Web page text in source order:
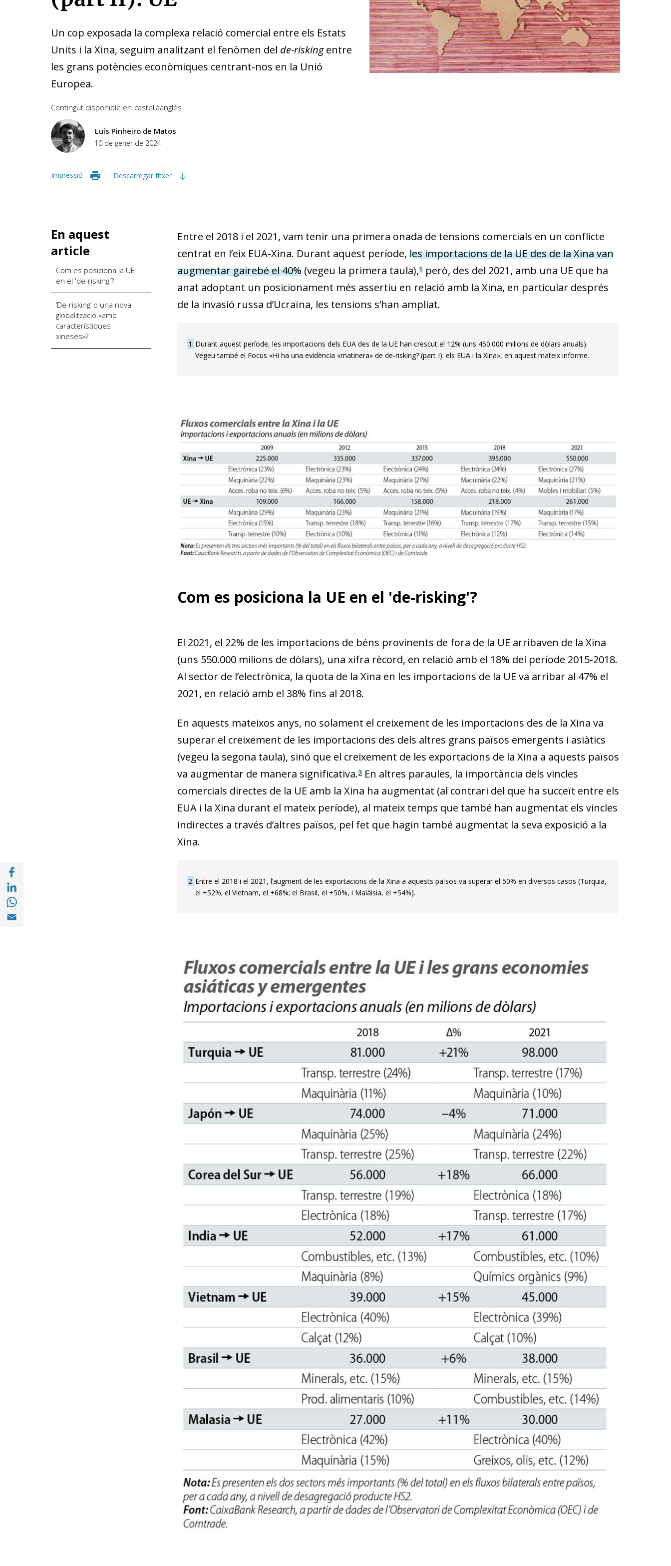
Un cop exposada la complexa relació comercial entre els Estats
Units i la Xina, seguim analitzant el fenòmen del de-riskingentre
les grans potències econòmiques centrant-nos en la Unió
Europea.
Contingut disponible en castellàanglès
Luís Pinheiro de Matos
10 de gener de 2024
Impressió Descarregar fitxer
Compartir a with Linkedin (opens in a new window)
Compartir a with Whatsapp (opens in a new window)
En aquest
article
Com es posiciona la UE
en el 'de-risking'?
‘De-risking’ o una nova
globalització «amb
característiques
xineses»?
Entre el 2018 i el 2021, vam tenir una primera onada de tensions comercials en un conflicte
centrat en l’eix EUA-Xina. Durant aquest període, les importacions de la UE des de la Xina van
augmentar gairebé el 40%(vegeu la primera taula),1però, des del 2021, amb una UE que ha
anat adoptant un posicionament més assertiu en relació amb la Xina, en particular després
de la invasió russa d’Ucraïna, les tensions s’han ampliat.
1 Durant aquest període, les importacions dels EUA des de la UE han crescut el 12% (uns 450.000 milions de dòlars anuals).
Vegeu també el Focus «Hi ha una evidència «matinera» de de-risking? (part I): els EUA i la Xina», en aquest mateix informe.
Com es posiciona la UE en el 'de-risking'?
El 2021, el 22% de les importacions de béns provinents de fora de la UE arribaven de la Xina
(uns 550.000 milions de dòlars), una xifra rècord, en relació amb el 18% del període 2015-2018.
Al sector de l’electrònica, la quota de la Xina en les importacions de la UE va arribar al 47% el
2021, en relació amb el 38% fins al 2018.
En aquests mateixos anys, no solament el creixement de les importacions des de la Xina va
superar el creixement de les importacions des dels altres grans països emergents i asiàtics
(vegeu la segona taula), sinó que el creixement de les exportacions de la Xina a aquests països
va augmentar de manera significativa.2En altres paraules, la importància dels vincles
comercials directes de la UE amb la Xina ha augmentat (al contrari del que ha succeït entre els
EUA i la Xina durant el mateix període), al mateix temps que també han augmentat els vincles
indirectes a través d’altres països, pel fet que hagin també augmentat la seva exposició a la
Xina.
2 Entre el 2018 i el 2021, l’augment de les exportacions de la Xina a aquests països va superar el 50% en diversos casos (Turquia,
el +52%; el Vietnam, el +68%; el Brasil, el +50%, i Malàisia, el +54%).